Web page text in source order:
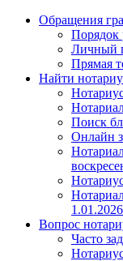
Обращения
Порядок
Личный
Прямая
Найти
Поиск
Онлайн
1.01.2026
Вопрос
Часто